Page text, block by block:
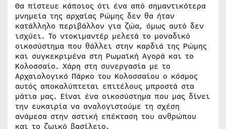
Θα πίστευε κάποιος ότι ένα από σημαντικότερα
μνημεία της αρχαίας Ρώμης δεν θα ήταν
κατάλληλο περιβάλλον για ζώα, όμως αυτό δεν
ισχύει. Το ντοκιμαντέρ μελετά το μοναδικό
οικοσύστημα που θάλλει στην καρδιά της Ρώμης
και συγκεκριμένα στη Ρωμαϊκή Αγορά και το
Κολοσσαίο. Χάρη στη συνεργασία με το
Αρχαιολογικό Πάρκο του Κολοσσαίου ο κόσμος
αυτός αποκαλύπτεται επιτέλους μπροστά στα
μάτια μας. Είναι ένα οικοσύστημα που μας δίνει
την ευκαιρία να αναλογιστούμε τη σχέση
ανάμεσα στην αστική επέκταση του ανθρώπου
και το ζωικό βασίλειο.